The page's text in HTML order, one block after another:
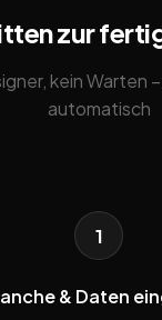
zur
kein Warten
automatisch
1
& Daten